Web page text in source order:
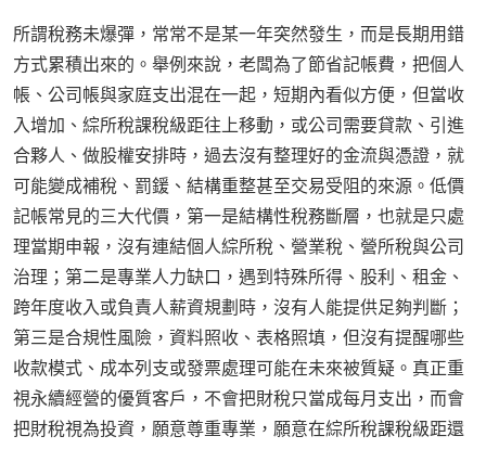
所謂稅務未爆彈，常常不是某一年突然發生，而是長期用錯
方式累積出來的。舉例來說，老闆為了節省記帳費，把個人
帳、公司帳與家庭支出混在一起，短期內看似方便，但當收
入增加、綜所稅課稅級距往上移動，或公司需要貸款、引進
合夥人、做股權安排時，過去沒有整理好的金流與憑證，就
可能變成補稅、罰鍰、結構重整甚至交易受阻的來源。低價
記帳常見的三大代價，第一是結構性稅務斷層，也就是只處
理當期申報，沒有連結個人綜所稅、營業稅、營所稅與公司
治理；第二是專業人力缺口，遇到特殊所得、股利、租金、
跨年度收入或負責人薪資規劃時，沒有人能提供足夠判斷；
第三是合規性風險，資料照收、表格照填，但沒有提醒哪些
收款模式、成本列支或發票處理可能在未來被質疑。真正重
視永續經營的優質客戶，不會把財稅只當成每月支出，而會
把財稅視為投資，願意尊重專業，願意在綜所稅課稅級距還